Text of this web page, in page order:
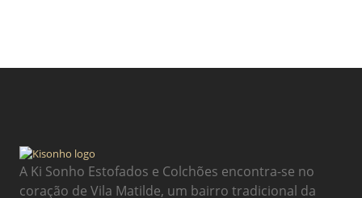
A Ki Sonho Estofados e Colchões encontra-se no
coração de Vila Matilde, um bairro tradicional da